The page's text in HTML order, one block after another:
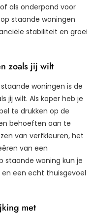
als onderpand voor
staande woningen
stabiliteit en groei
zoals jij wilt
woningen is de
jij wilt. Als koper heb je
te drukken op de
behoeften aan te
van verfkleuren, het
van een
staande woning kun je
een echt thuisgevoel
met